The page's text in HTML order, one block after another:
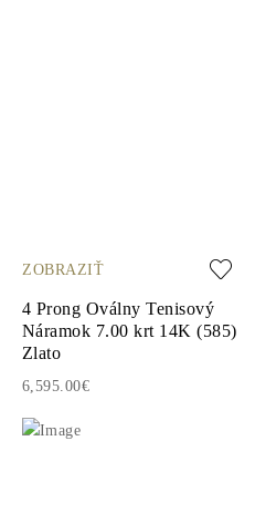
ZOBRAZIŤ
4 Prong Oválny Tenisový
Náramok 7.00 krt 14K (585)
Zlato
6,595.00€